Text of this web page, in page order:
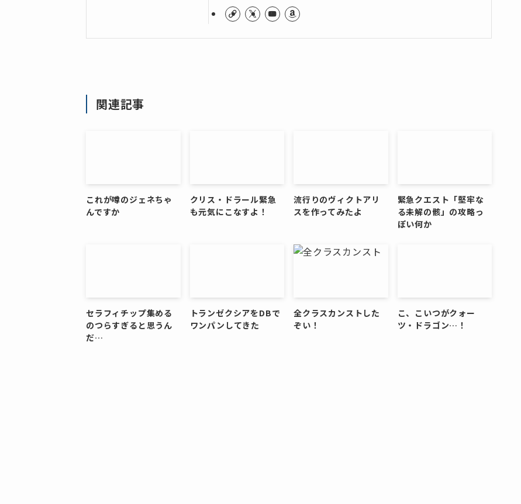
関連記事
これが噂のジェネちゃ
んですか
クリス・ドラール緊急
も元気にこなすよ！
流行りのヴィクトアリ
スを作ってみたよ
緊急クエスト「堅牢な
る未解の骸」の攻略っ
ぽい何か
セラフィチップ集める
のつらすぎると思うん
だ…
トランゼクシアをDBで
ワンパンしてきた
全クラスカンストした
ぞい！
こ、こいつがクォー
ツ・ドラゴン…！